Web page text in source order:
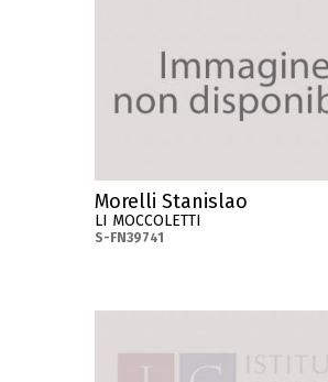
Morelli Stanislao
LI MOCCOLETTI
S-FN39741